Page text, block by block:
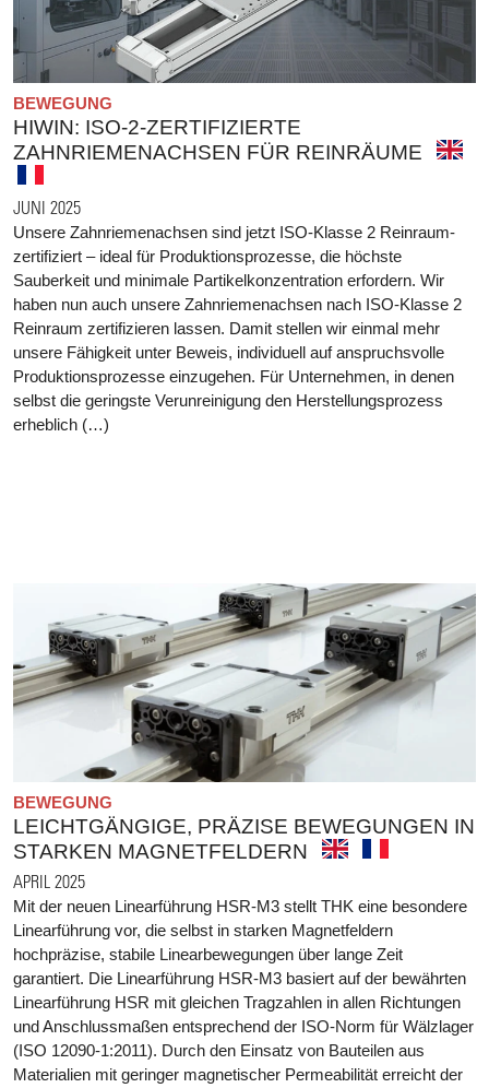
BEWEGUNG
HIWIN: ISO-2-ZERTIFIZIERTE
ZAHNRIEMENACHSEN FÜR REINRÄUME
JUNI 2025
Unsere Zahnriemenachsen sind jetzt ISO-Klasse 2 Reinraum-
zertifiziert – ideal für Produktionsprozesse, die höchste
Sauberkeit und minimale Partikelkonzentration erfordern. Wir
haben nun auch unsere Zahnriemenachsen nach ISO-Klasse 2
Reinraum zertifizieren lassen. Damit stellen wir einmal mehr
unsere Fähigkeit unter Beweis, individuell auf anspruchsvolle
Produktionsprozesse einzugehen. Für Unternehmen, in denen
selbst die geringste Verunreinigung den Herstellungsprozess
erheblich (…)
BEWEGUNG
LEICHTGÄNGIGE, PRÄZISE BEWEGUNGEN IN
STARKEN MAGNETFELDERN
APRIL 2025
Mit der neuen Linearführung HSR-M3 stellt THK eine besondere
Linearführung vor, die selbst in starken Magnetfeldern
hochpräzise, stabile Linearbewegungen über lange Zeit
garantiert. Die Linearführung HSR-M3 basiert auf der bewährten
Linearführung HSR mit gleichen Tragzahlen in allen Richtungen
und Anschlussmaßen entsprechend der ISO-Norm für Wälzlager
(ISO 12090-1:2011). Durch den Einsatz von Bauteilen aus
Materialien mit geringer magnetischer Permeabilität erreicht der